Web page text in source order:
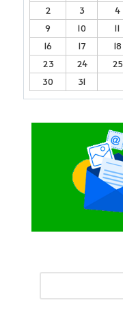
2
3 4
9
10 11
16
17 18
23
24 25
30
31